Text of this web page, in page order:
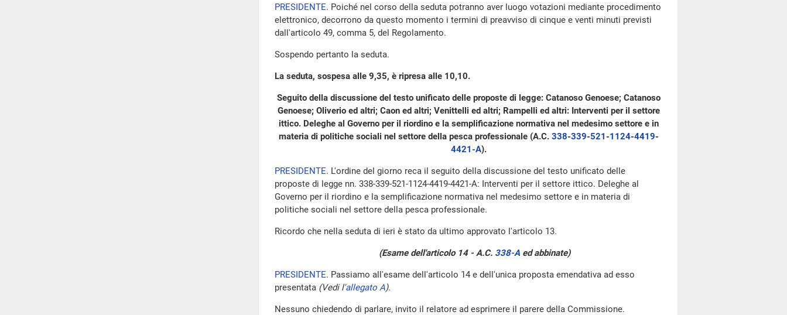
PRESIDENTE. Poiché nel corso della seduta potranno aver luogo votazioni mediante procedimento
elettronico, decorrono da questo momento i termini di preavviso di cinque e venti minuti previsti
dall'articolo 49, comma 5, del Regolamento.
Sospendo pertanto la seduta.
La seduta, sospesa alle 9,35, è ripresa alle 10,10.
Seguito della discussione del testo unificato delle proposte di legge: Catanoso Genoese; Catanoso
Genoese; Oliverio ed altri; Caon ed altri; Venittelli ed altri; Rampelli ed altri: Interventi per il settore
ittico. Deleghe al Governo per il riordino e la semplificazione normativa nel medesimo settore e in
materia di politiche sociali nel settore della pesca professionale (A.C. 338-339-521-1124-4419-
4421-A).
PRESIDENTE. L'ordine del giorno reca il seguito della discussione del testo unificato delle
proposte di legge nn. 338-339-521-1124-4419-4421-A: Interventi per il settore ittico. Deleghe al
Governo per il riordino e la semplificazione normativa nel medesimo settore e in materia di
politiche sociali nel settore della pesca professionale.
Ricordo che nella seduta di ieri è stato da ultimo approvato l'articolo 13.
(Esame dell'articolo 14 - A.C. 338-Aed abbinate)
PRESIDENTE. Passiamo all'esame dell'articolo 14 e dell'unica proposta emendativa ad esso
presentata (Vedi l'allegato A).
Nessuno chiedendo di parlare, invito il relatore ad esprimere il parere della Commissione.